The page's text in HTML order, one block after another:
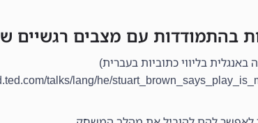
בהתמודדות עם מצבים רגשיים